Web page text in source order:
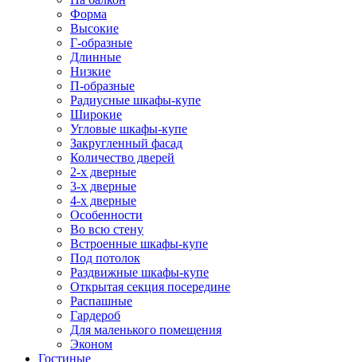
Форма
Высокие
Г-образные
Длинные
Низкие
П-образные
Радиусные шкафы-купе
Широкие
Угловые шкафы-купе
Закругленный фасад
Количество дверей
2-х дверные
3-х дверные
4-х дверные
Особенности
Во всю стену
Встроенные шкафы-купе
Под потолок
Раздвижные шкафы-купе
Открытая секция посередине
Распашные
Гардероб
Для маленького помещения
Эконом
Гостиные